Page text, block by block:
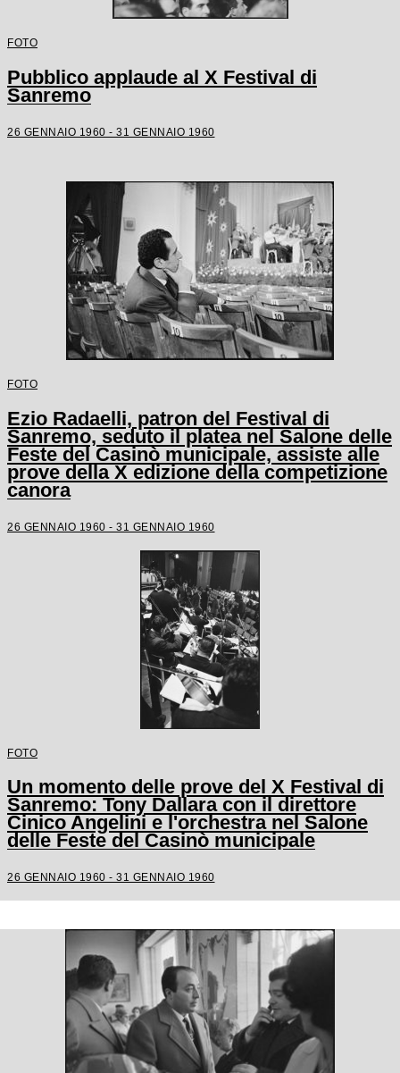
FOTO
Pubblico applaude al X Festival di
Sanremo
26 GENNAIO 1960 - 31 GENNAIO 1960
FOTO
Ezio Radaelli, patron del Festival di
Sanremo, seduto il platea nel Salone delle
Feste del Casinò municipale, assiste alle
prove della X edizione della competizione
canora
26 GENNAIO 1960 - 31 GENNAIO 1960
FOTO
Un momento delle prove del X Festival di
Sanremo: Tony Dallara con il direttore
Cinico Angelini e l'orchestra nel Salone
delle Feste del Casinò municipale
26 GENNAIO 1960 - 31 GENNAIO 1960